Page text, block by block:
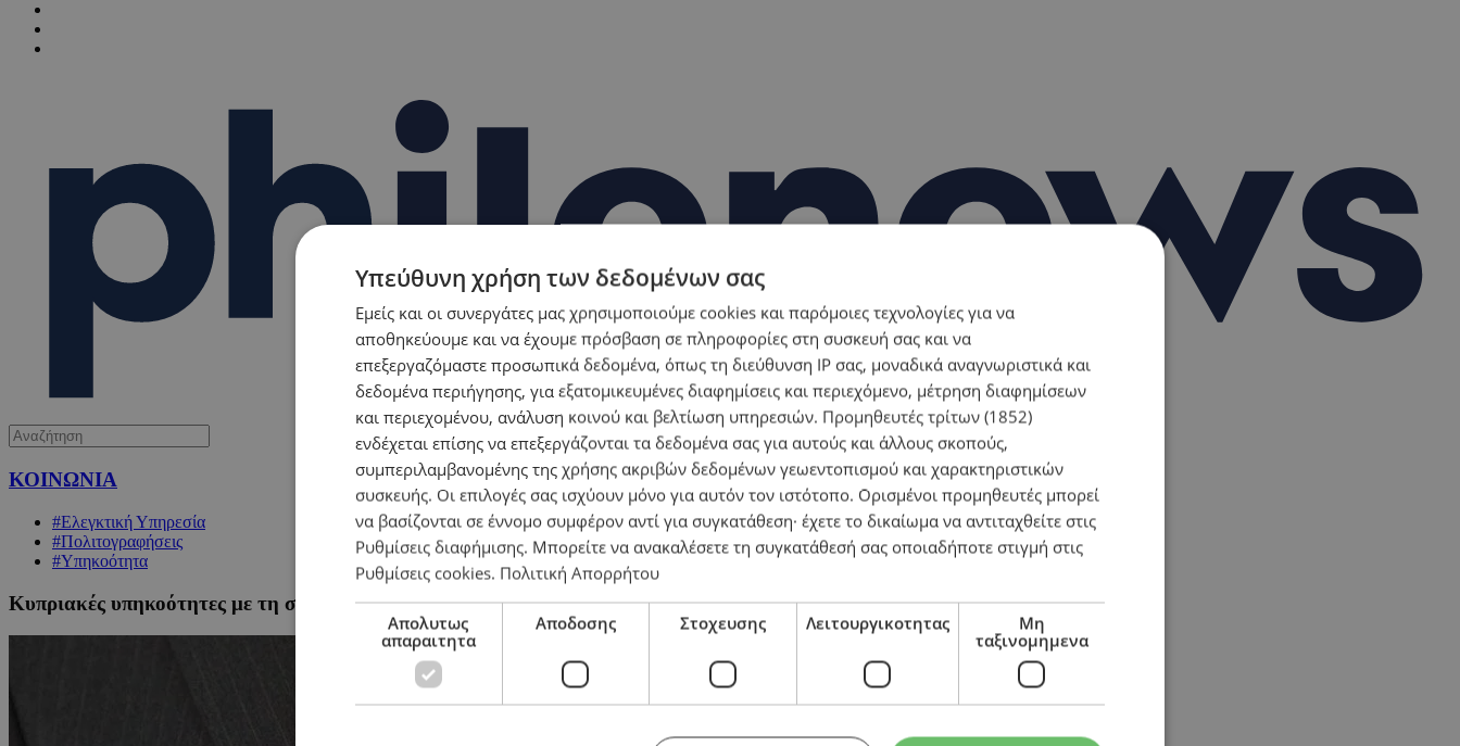
ΚΟΙΝΩΝΙΑ
#Ελεγκτική Υπηρεσία
#Πολιτογραφήσεις
#Υπηκοότητα
Κυπριακές υπηκοότητες με τη σέσουλα – Πόσες αιτήσεις εγκρίθηκαν σε 3 χρόνια
Υπεύθυνη χρήση των δεδομένων σας
Εμείς και οι συνεργάτες μας χρησιμοποιούμε cookies και παρόμοιες τεχνολογίες για να
αποθηκεύουμε και να έχουμε πρόσβαση σε πληροφορίες στη συσκευή σας και να
επεξεργαζόμαστε προσωπικά δεδομένα, όπως τη διεύθυνση IP σας, μοναδικά αναγνωριστικά και
δεδομένα περιήγησης, για εξατομικευμένες διαφημίσεις και περιεχόμενο, μέτρηση διαφημίσεων
και περιεχομένου, ανάλυση κοινού και βελτίωση υπηρεσιών. Προμηθευτές τρίτων (1852)
ενδέχεται επίσης να επεξεργάζονται τα δεδομένα σας για αυτούς και άλλους σκοπούς,
συμπεριλαμβανομένης της χρήσης ακριβών δεδομένων γεωεντοπισμού και χαρακτηριστικών
συσκευής. Οι επιλογές σας ισχύουν μόνο για αυτόν τον ιστότοπο. Ορισμένοι προμηθευτές μπορεί
να βασίζονται σε έννομο συμφέρον αντί για συγκατάθεση· έχετε το δικαίωμα να αντιταχθείτε στις
Ρυθμίσεις διαφήμισης. Μπορείτε να ανακαλέσετε τη συγκατάθεσή σας οποιαδήποτε στιγμή στις
Ρυθμίσεις cookies. Πολιτική Απορρήτου
Απολυτως
απαραιτητα
Αποδοσης Στοχευσης Λειτουργικοτητας
Μη
ταξινομημενα